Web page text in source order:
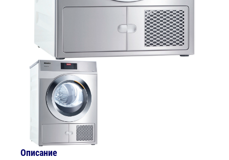
Описание